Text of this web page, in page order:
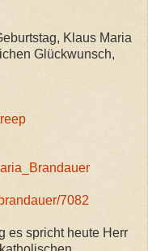
Klaus Maria
Glückwunsch,
7082
es spricht heute Herr